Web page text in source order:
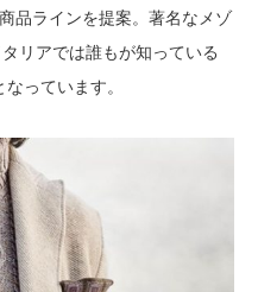
品ラインを提案。著名なメゾ
リアでは誰もが知っている
っています。